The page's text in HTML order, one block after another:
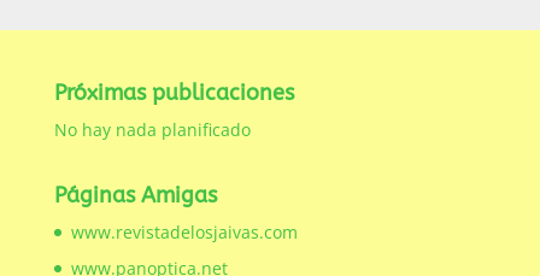
Próximas publicaciones
No hay nada planificado
Páginas Amigas
www.revistadelosjaivas.com
www.panoptica.net